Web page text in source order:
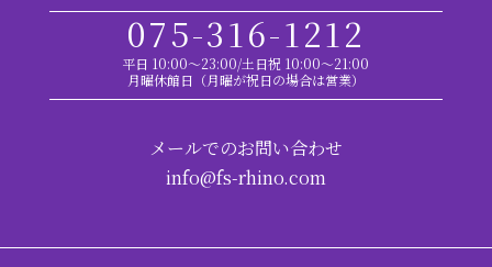
075-316-1212
平日 10:00～23:00/土日祝 10:00～21:00
月曜休館日（月曜が祝日の場合は営業）
メールでのお問い合わせ
info@fs-rhino.com